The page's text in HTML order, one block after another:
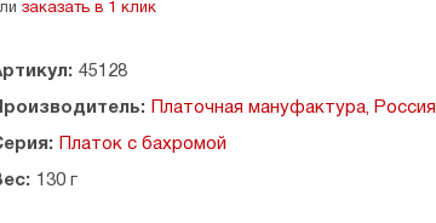
заказать в 1 клик
45128
Производитель: Платочная мануфактура, Россия
Платок с бахромой
130 г